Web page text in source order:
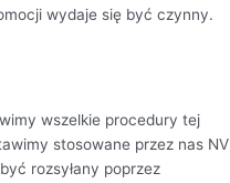
wydaje się być czynny.
wszelkie procedury tej
stosowane przez nas NV
rozsyłany poprzez